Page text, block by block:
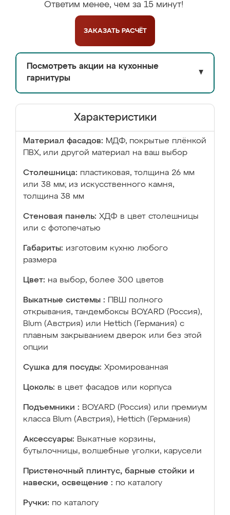
Ответим менее, чем за 15 минут!
ЗАКАЗАТЬ РАСЧЁТ
Посмотреть акции на кухонные
гарнитуры
▼
Характеристики
Материал фасадов: МДФ, покрытые плёнкой
ПВХ, или другой материал на ваш выбор
Столешница: пластиковая, толщина 26 мм
или 38 мм; из искусственного камня,
толщина 38 мм
Стеновая панель: ХДФ в цвет столешницы
или с фотопечатью
Габариты: изготовим кухню любого
размера
Цвет: на выбор, более 300 цветов
Выкатные системы :
ПВШ полного
открывания, тандембоксы BOYARD (Россия),
Blum (Австрия) или Hettich (Германия) с
плавным закрыванием дверок или без этой
опции
Сушка для посуды: Хромированная
Цоколь: в цвет фасадов или корпуса
Подъемники : BOYARD (Россия) или премиум
класса Blum (Австрия), Hettich (Германия)
Аксессуары: Выкатные корзины,
бутылочницы, волшебные уголки, карусели
Пристеночный плинтус, барные стойки и
навески, освещение : по каталогу
Ручки: по каталогу